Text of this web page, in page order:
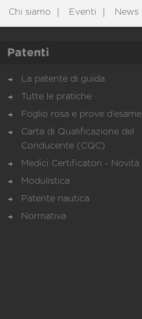
Chi siamo Eventi News
Patenti
La patente di guida
Tutte le pratiche
Foglio rosa e prove d’esame
Carta di Qualificazione del
Conducente (CQC)
Medici Certificatori - Novità
Modulistica
Patente nautica
Normativa